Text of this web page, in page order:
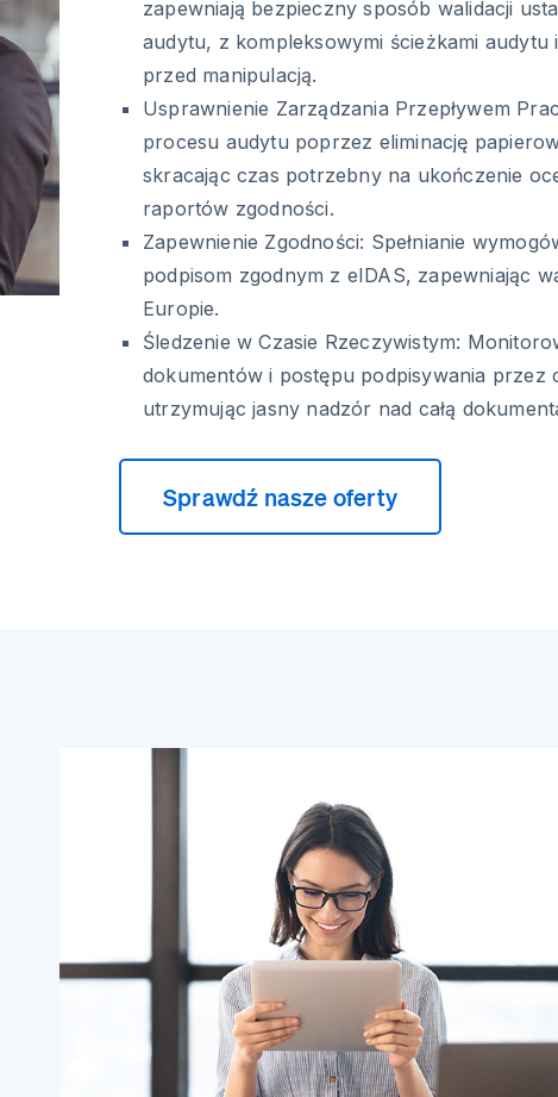
zapewniają bezpieczny sposób walidacji
audytu, z kompleksowymi ścieżkami audytu
przed manipulacją.
Usprawnienie Zarządzania Przepływem
procesu audytu poprzez eliminację
skracając czas potrzebny na ukończenie
raportów zgodności.
Zapewnienie Zgodności: Spełnianie
podpisom zgodnym z eIDAS, zapewniając
Europie.
Śledzenie w Czasie Rzeczywistym:
dokumentów i postępu podpisywania przez
utrzymując jasny nadzór nad całą
Sprawdź nasze oferty